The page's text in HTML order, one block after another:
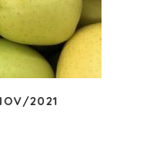
2021